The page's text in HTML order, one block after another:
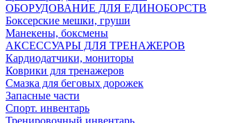
ОБОРУДОВАНИЕ ДЛЯ ЕДИНОБОРСТВ
Боксерские мешки, груши
Манекены, боксмены
АКСЕССУАРЫ ДЛЯ ТРЕНАЖЕРОВ
Кардиодатчики, мониторы
Коврики для тренажеров
Смазка для беговых дорожек
Запасные части
Спорт. инвентарь
Тренировочный инвентарь